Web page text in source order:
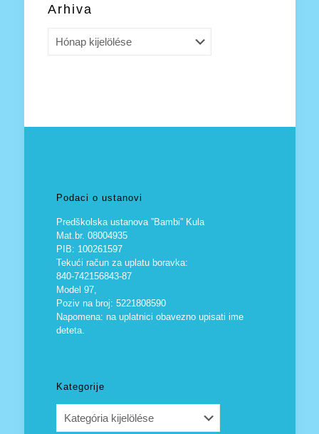
Arhiva
Podaci o ustanovi
Predškolska ustanova ”Bambi” Kula
Mat.br. 08004935
PIB: 100261597
Tekući račun za uplatu boravka:
840-742156843-87
Model 97,
Poziv na broj: 5221808590
Napomena: na uplatnici obavezno upisati ime
deteta.
Kategorije